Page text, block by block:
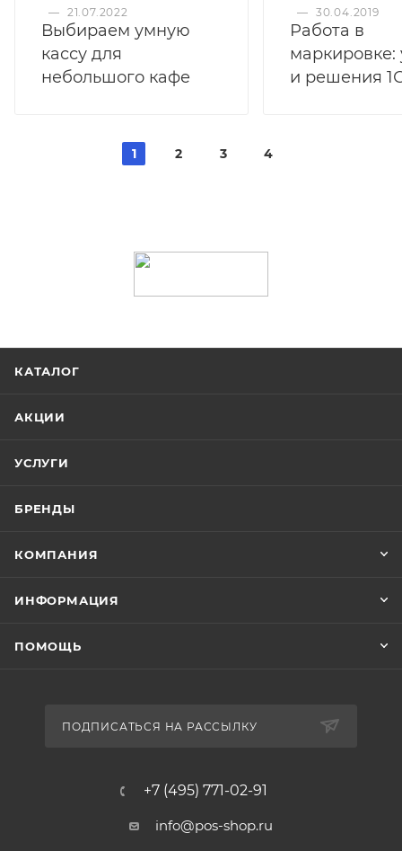
— 21.07.2022
Выбираем умную
кассу для
небольшого кафе
— 30.04.2019
Работа в
маркировке:
и решения
1 2 3 4
КАТАЛОГ
АКЦИИ
УСЛУГИ
БРЕНДЫ
КОМПАНИЯ
ИНФОРМАЦИЯ
ПОМОЩЬ
ПОДПИСАТЬСЯ НА РАССЫЛКУ
+7 (495) 771-02-91
info@pos-shop.ru